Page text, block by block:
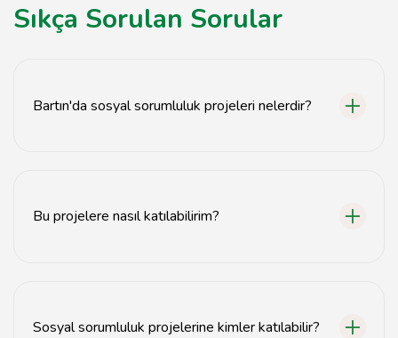
Sıkça Sorulan Sorular
Bartın'da sosyal sorumluluk projeleri nelerdir?
Bu projelere nasıl katılabilirim?
Sosyal sorumluluk projelerine kimler katılabilir?